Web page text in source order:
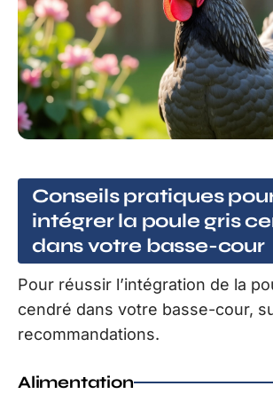
Conseils pratiques
intégrer la poule gris
dans votre basse-cour
Pour réussir l’intégration de la
cendré dans votre basse-cour,
recommandations.
Alimentation